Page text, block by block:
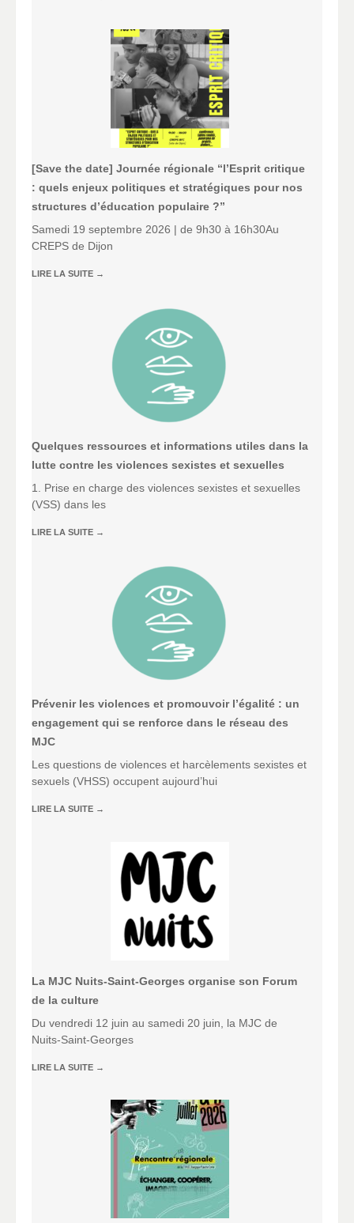
[Save the date] Journée régionale “l’Esprit critique
: quels enjeux politiques et stratégiques pour nos
structures d’éducation populaire ?”
Samedi 19 septembre 2026 | de 9h30 à 16h30Au
CREPS de Dijon
LIRE LA SUITE →
Quelques ressources et informations utiles dans la
lutte contre les violences sexistes et sexuelles
1. Prise en charge des violences sexistes et sexuelles
(VSS) dans les
LIRE LA SUITE →
Prévenir les violences et promouvoir l’égalité : un
engagement qui se renforce dans le réseau des
MJC
Les questions de violences et harcèlements sexistes et
sexuels (VHSS) occupent aujourd’hui
LIRE LA SUITE →
La MJC Nuits-Saint-Georges organise son Forum
de la culture
Du vendredi 12 juin au samedi 20 juin, la MJC de
Nuits-Saint-Georges
LIRE LA SUITE →